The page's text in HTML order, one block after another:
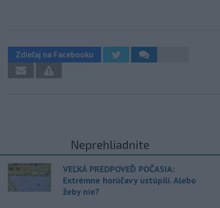
Zdieľaj na Facebooku
Neprehliadnite
VEĽKÁ PREDPOVEĎ POČASIA:
Extrémne horúčavy ustúpili. Alebo
žeby nie?